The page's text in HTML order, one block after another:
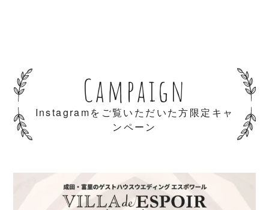
Campaign
Instagramをご覧いただいた方限定キャ
ンペーン